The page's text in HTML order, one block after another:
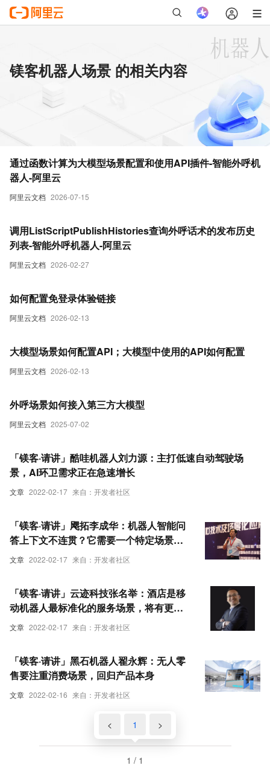
镁客机器人场景 的相关内容
阿里云文档 2026-07-15
通过函数计算为大模型场景配置和使用API插件-智能外呼机
器人-阿里云
阿里云文档 2026-02-27
调用ListScriptPublishHistories查询外呼话术的发布历史
列表-智能外呼机器人-阿里云
阿里云文档 2026-02-13
如何配置免登录体验链接
阿里云文档 2026-02-13
大模型场景如何配置API；大模型中使用的API如何配置
阿里云文档 2025-07-02
外呼场景如何接入第三方大模型
文章 2022-02-17 来自：开发者社区
「镁客·请讲」酷哇机器人刘力源：主打低速自动驾驶场
景，AI环卫需求正在急速增长
文章 2022-02-17 来自：开发者社区
「镁客·请讲」飔拓李成华：机器人智能问
答上下文不连贯？它需要一个特定场景的
特定培训
文章 2022-02-17 来自：开发者社区
「镁客·请讲」云迹科技张名举：酒店是移
动机器人最标准化的服务场景，将有更多
服务岗位被机器人替代
文章 2022-02-16 来自：开发者社区
「镁客·请讲」黑石机器人翟永辉：无人零
售要注重消费场景，回归产品本身
< 1 >
1 / 1